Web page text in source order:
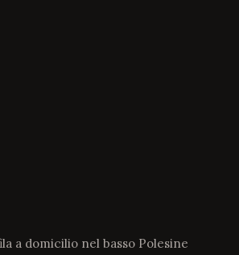
a domicilio nel basso Polesine